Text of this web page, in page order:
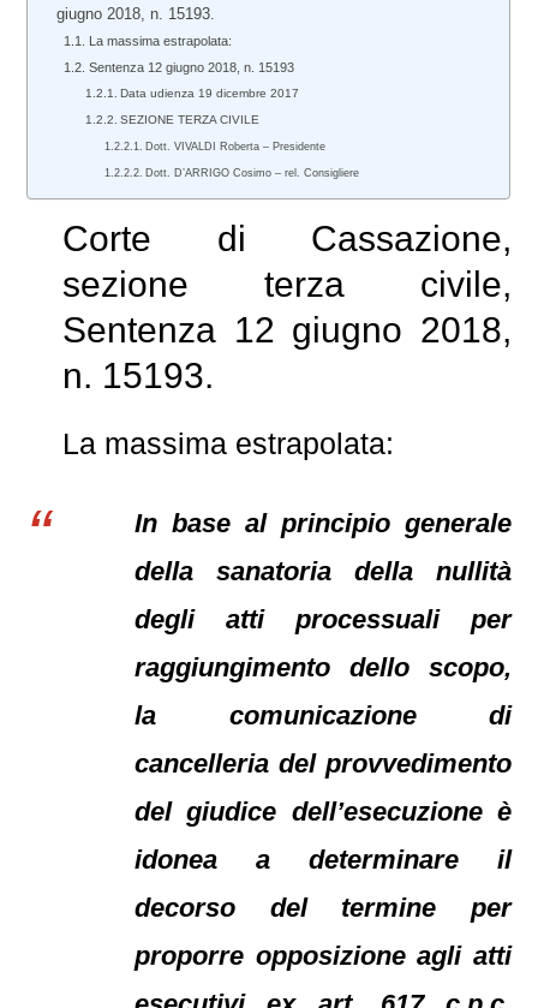
giugno 2018, n. 15193.
La massima estrapolata:
Sentenza 12 giugno 2018, n. 15193
Data udienza 19 dicembre 2017
SEZIONE TERZA CIVILE
Dott. VIVALDI Roberta – Presidente
Dott. D’ARRIGO Cosimo – rel. Consigliere
Corte di Cassazione,
sezione terza civile,
Sentenza 12 giugno 2018,
n. 15193.
La massima estrapolata:
In base al principio generale
della sanatoria della nullità
degli atti processuali per
raggiungimento dello scopo,
la comunicazione di
cancelleria del provvedimento
del giudice dell’esecuzione è
idonea a determinare il
decorso del termine per
proporre opposizione agli atti